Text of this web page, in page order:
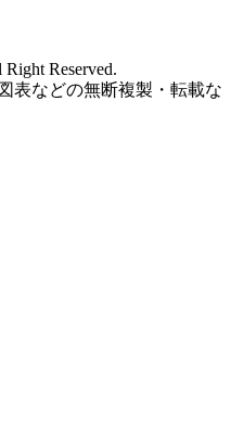
Reserved.
表などの無断複製・転載な